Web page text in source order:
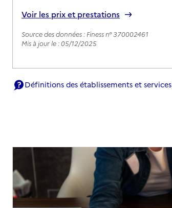
Voir les prix et prestations
Source des données : Finess n° 370002461
Mis à jour le : 05/12/2025
Définitions des établissements et services